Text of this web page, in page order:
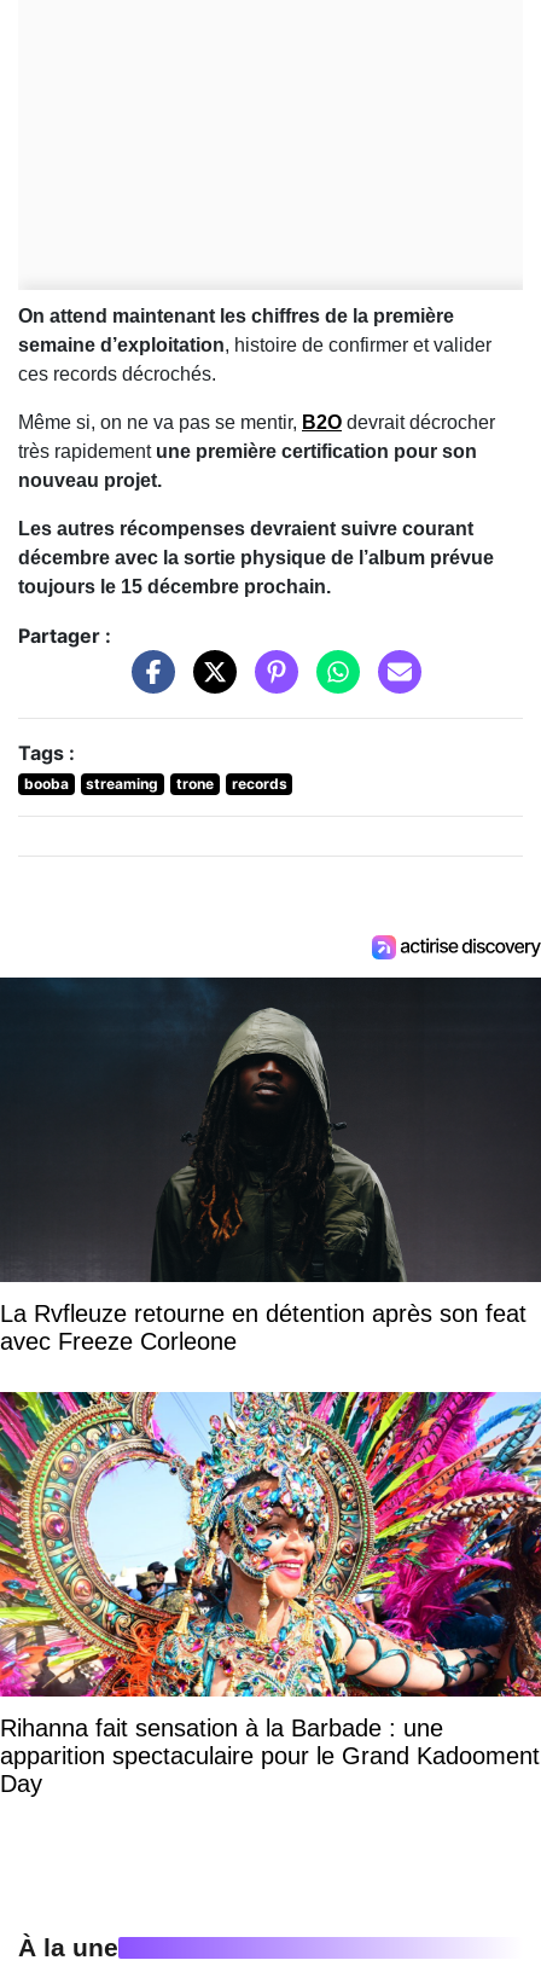
On attend maintenant les chiffres de la première
semaine d’exploitation, histoire de confirmer et valider
ces records décrochés.
Même si, on ne va pas se mentir, B2O devrait décrocher
très rapidement une première certification pour son
nouveau projet.
Les autres récompenses devraient suivre courant
décembre avec la sortie physique de l’album prévue
toujours le 15 décembre prochain.
Partager :
Tags :
booba streaming trone records
La Rvfleuze retourne en détention après son feat
avec Freeze Corleone
Rihanna fait sensation à la Barbade : une
apparition spectaculaire pour le Grand Kadooment
Day
À la une